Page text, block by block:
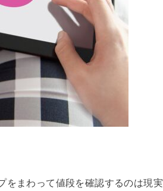
をまわって値段を確認するのは現実